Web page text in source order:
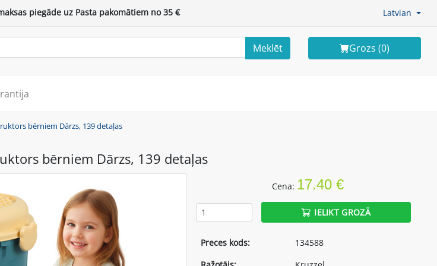
piegāde uz Pasta pakomātiem no 35 € Latvian
Meklēt Grozs (0)
bērniem Dārzs, 139 detaļas
bērniem Dārzs, 139 detaļas
Cena: 17.40 €
IELIKT GROZĀ
Preces kods:
134588